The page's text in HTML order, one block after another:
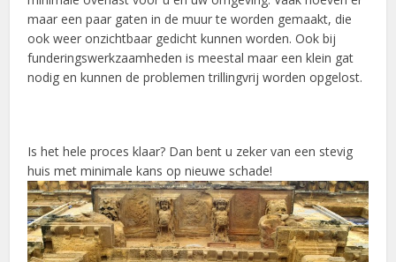
maar een paar gaten in de muur te worden gemaakt, die
ook weer onzichtbaar gedicht kunnen worden. Ook bij
funderingswerkzaamheden is meestal maar een klein gat
nodig en kunnen de problemen trillingvrij worden opgelost.
Is het hele proces klaar? Dan bent u zeker van een stevig
huis met minimale kans op nieuwe schade!